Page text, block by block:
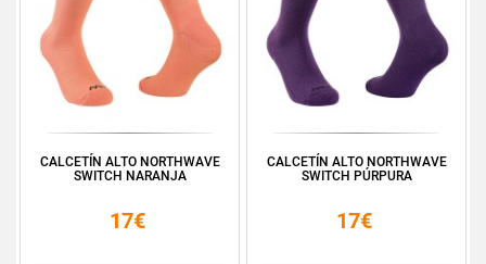
CALCETÍN ALTO NORTHWAVE
SWITCH NARANJA
17€
CALCETÍN ALTO NORTHWAVE
SWITCH PÚRPURA
17€